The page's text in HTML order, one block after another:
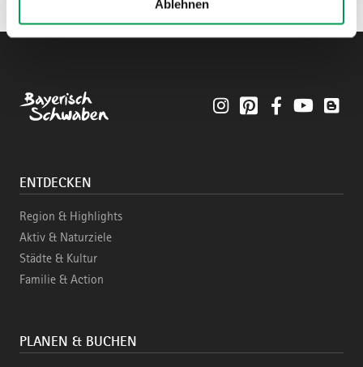
Ablehnen
InstagramPinterestFacebookYouTube
ENTDECKEN
Region & Highlights
Aktiv & Naturziele
Städte & Kultur
Familie & Action
PLANEN & BUCHEN